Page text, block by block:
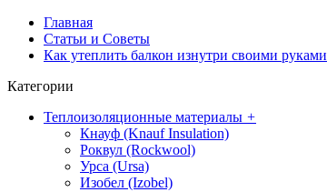
Главная
Статьи и Советы
Как утеплить балкон изнутри своими руками
Категории
Теплоизоляционные материалы +
Кнауф (Knauf Insulation)
Роквул (Rockwool)
Урса (Ursa)
Изобел (Izobel)